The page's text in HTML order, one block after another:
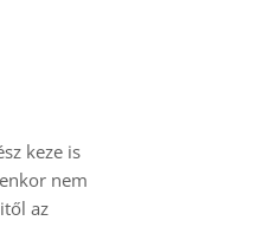
keze is
nem
az